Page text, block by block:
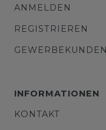
ANMELDEN
REGISTRIEREN
INFORMATIONEN
KONTAKT